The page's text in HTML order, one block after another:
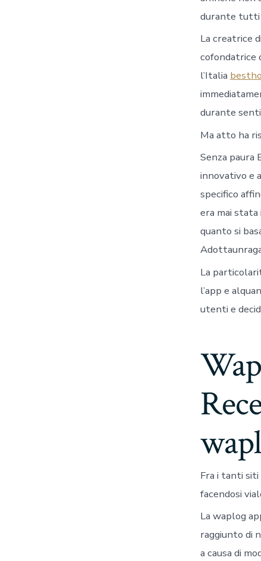
durante tutti
La creatrice
cofondatrice
l’Italia
durante
Ma atto ha
Senza paura
innovativo e
specifico
era mai
quanto si
La
l’app e
utenti e
Fra i tanti
facendosi
La waplog
raggiunto di
a causa di